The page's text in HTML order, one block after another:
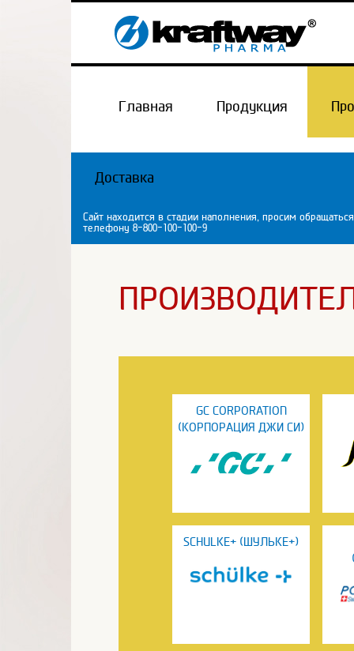
Главная Продукция
Доставка
Сайт находится в стадии наполнения, просим
телефону 8-800-100-100-9
GC CORPORATION
(КОРПОРАЦИЯ ДЖИ СИ)
SCHULKE+ (ШУЛЬКЕ+)